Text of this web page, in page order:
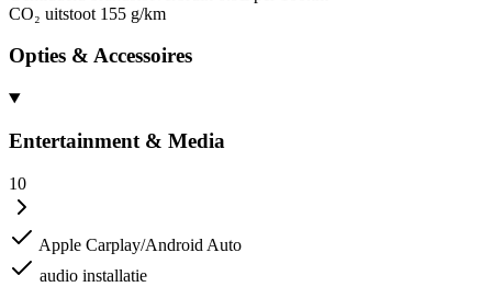
CO₂ uitstoot 155 g/km
Opties & Accessoires
Entertainment & Media
10
Apple Carplay/Android Auto
audio installatie